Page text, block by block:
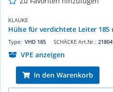
KLAUKE
Hülse für verdichtete Leiter 185
SCHÄCKE Art.Nr.:
Type: VHD 185
VPE anzeigen
In den Warenkorb